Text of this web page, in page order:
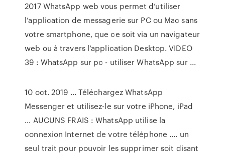
2017 WhatsApp web vous permet d’utiliser
l’application de messagerie sur PC ou Mac sans
votre smartphone, que ce soit via un navigateur
web ou à travers l’application Desktop. VIDEO
39 : WhatsApp sur pc - utiliser WhatsApp sur ...
10 oct. 2019 ... Téléchargez WhatsApp
Messenger et utilisez-le sur votre iPhone, iPad
... AUCUNS FRAIS : WhatsApp utilise la
connexion Internet de votre téléphone .... un
seul trait pour pouvoir les supprimer soit disant